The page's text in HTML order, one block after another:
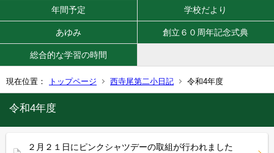
年間予定 学校だより
あゆみ 創立６０周年記念式典
総合的な学習の時間
現在位置： トップページ 西寺尾第二小日記 令和4年度
令和4年度
２月２１日にピンクシャツデーの取組が行われました